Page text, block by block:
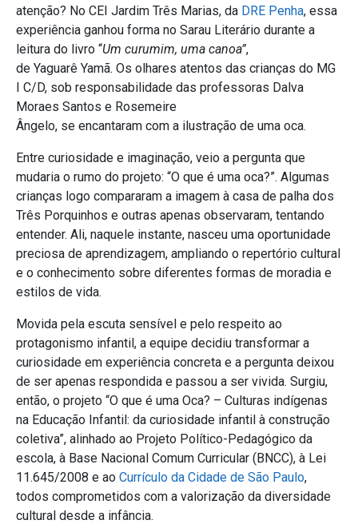
atenção? No CEI Jardim Três Marias, da DRE Penha, essa
experiência ganhou forma no Sarau Literário durante a
leitura do livro “Um curumim, uma canoa”,
de Yaguarê Yamã. Os olhares atentos das crianças do MG
I C/D, sob responsabilidade das professoras Dalva
Moraes Santos e Rosemeire
Ângelo, se encantaram com a ilustração de uma oca.
Entre curiosidade e imaginação, veio a pergunta que
mudaria o rumo do projeto: “O que é uma oca?”. Algumas
crianças logo compararam a imagem à casa de palha dos
Três Porquinhos e outras apenas observaram, tentando
entender. Ali, naquele instante, nasceu uma oportunidade
preciosa de aprendizagem, ampliando o repertório cultural
e o conhecimento sobre diferentes formas de moradia e
estilos de vida.
Movida pela escuta sensível e pelo respeito ao
protagonismo infantil, a equipe decidiu transformar a
curiosidade em experiência concreta e a pergunta deixou
de ser apenas respondida e passou a ser vivida. Surgiu,
então, o projeto “O que é uma Oca? – Culturas indígenas
na Educação Infantil: da curiosidade infantil à construção
coletiva”, alinhado ao Projeto Político-Pedagógico da
escola, à Base Nacional Comum Curricular (BNCC), à Lei
11.645/2008 e ao Currículo da Cidade de São Paulo,
todos comprometidos com a valorização da diversidade
cultural desde a infância.